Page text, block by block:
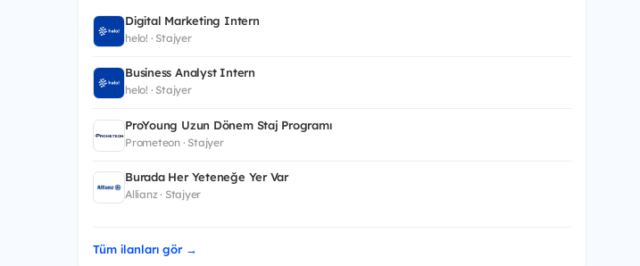
Digital Marketing Intern
helo! · Stajyer
Business Analyst Intern
helo! · Stajyer
ProYoung Uzun Dönem Staj Programı
Prometeon · Stajyer
Burada Her Yeteneğe Yer Var
Allianz · Stajyer
Tüm ilanları gör →